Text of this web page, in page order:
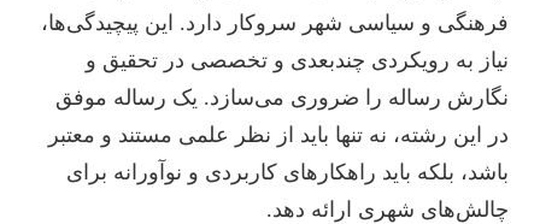
فرهنگی و سیاسی شهر سروکار دارد. این پیچیدگی‌ها،
نیاز به رویکردی چندبعدی و تخصصی در تحقیق و
نگارش رساله را ضروری می‌سازد. یک رساله موفق
در این رشته، نه تنها باید از نظر علمی مستند و معتبر
باشد، بلکه باید راهکارهای کاربردی و نوآورانه برای
چالش‌های شهری ارائه دهد.